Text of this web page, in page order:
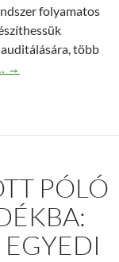
folyamatos
több
→
PÓLÓ